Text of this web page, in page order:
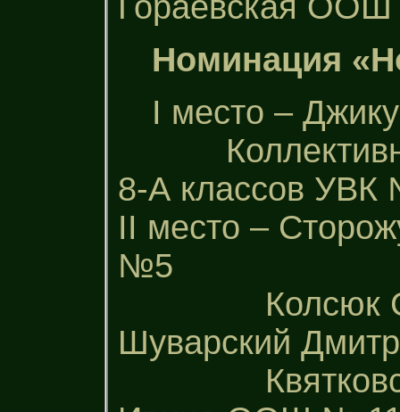
Номинация
І место –
8-А классов
ІІ место –
№5
Колсюк
Шуварский